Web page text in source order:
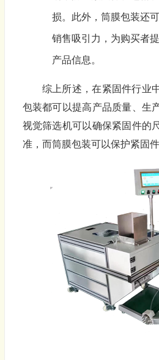
损。此外，筒膜包装还
销售吸引力，为购买者
产品信息。
综上所述，在紧固件行业
包装都可以提高产品质量、生
视觉筛选机可以确保紧固件的
准，而筒膜包装可以保护紧固